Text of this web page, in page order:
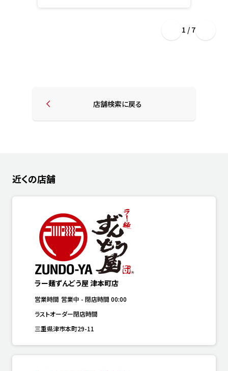
1 / 7
店舗検索に戻る
近くの店舗
ラー麺ずんどう屋 津本町店
営業時間 営業中 - 閉店時間 00:00
ラストオーダー閉店時間
三重県津市本町29-11